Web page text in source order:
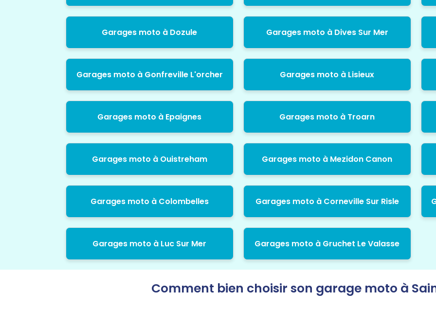
Garages moto à Dozule Garages moto à Dives Sur Mer
Garages moto à Gonfreville L'orcher Garages moto à Lisieux
Garages moto à Epaignes Garages moto à Troarn
Garages moto à Ouistreham Garages moto à Mezidon Canon
Garages moto à Colombelles Garages moto à Corneville Sur Risle
Garages moto à Luc Sur Mer Garages moto à Gruchet Le Valasse
Comment bien choisir son garage moto à